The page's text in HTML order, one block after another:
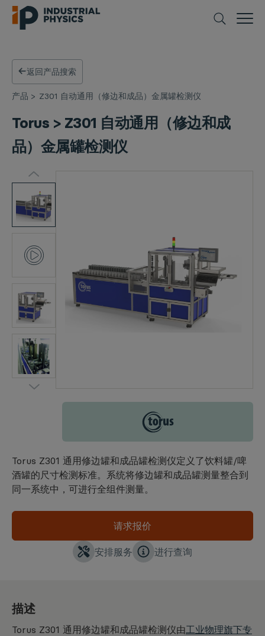
返回产品搜索
产品 > Z301 自动通用（修边和成品）金属罐检测仪
Torus > Z301 自动通用（修边和成
品）金属罐检测仪
Torus
Torus Z301 通用修边罐和成品罐检测仪定义了饮料罐/啤
酒罐的尺寸检测标准。系统将修边罐和成品罐测量整合到
同一系统中，可进行全组件测量。
请求报价
安排服务 进行查询
描述
Torus Z301 通用修边罐和成品罐检测仪由工业物理旗下专